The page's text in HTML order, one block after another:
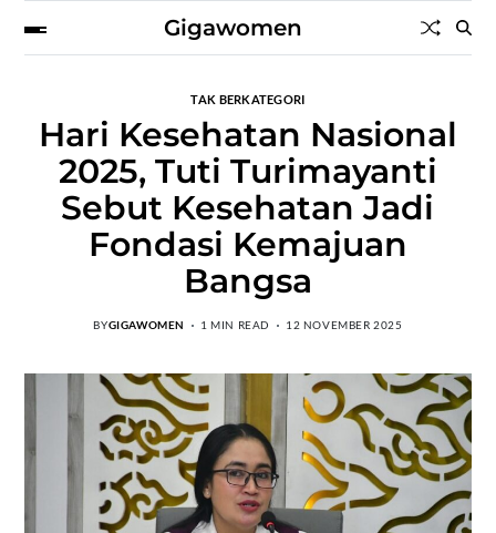
Gigawomen
TAK BERKATEGORI
Hari Kesehatan Nasional
2025, Tuti Turimayanti
Sebut Kesehatan Jadi
Fondasi Kemajuan
Bangsa
BYGIGAWOMEN 1 MIN READ 12 NOVEMBER 2025